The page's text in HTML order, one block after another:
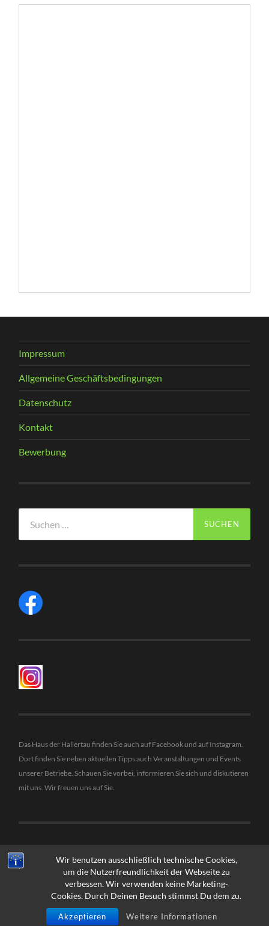
Wir benutzen ausschließlich technische Cookies,
um die Nutzerfreundlichkeit der Webseite zu
verbessen. Wir verwenden keine Marketing-
Cookies. Durch Deinen Besuch stimmst Du dem zu.
Akzeptieren Weitere Informationen
Impressum
Allgemeine Geschäftsbedingungen
Datenschutz
Kontakt
Bewerbung
nach:
Das Haus der Hallertau finden Sie auch auf Facebook und auf Instagram.
Dort finden Sie neben aktuellen Tipps auch Veranstaltungen und Events
unserer Betriebe. Schauen Sie vorbei, informieren Sie sich und diskutieren
mit uns. Wir freuen uns auf Sie.
© 2026HAUS DER HALLERTAU - REBA VERLAG
FREISING